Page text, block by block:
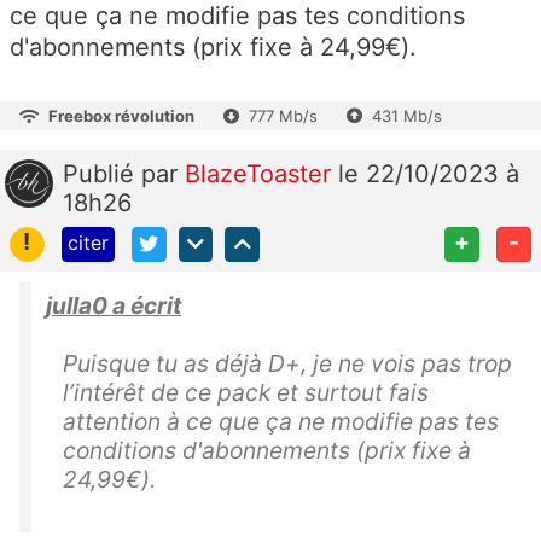
ce que ça ne modifie pas tes conditions
d'abonnements (prix fixe à 24,99€).
Freebox révolution 777 Mb/s 431 Mb/s
Publié par BlazeToaster le 22/10/2023 à
18h26
!
citer + -
julla0 a écrit
Puisque tu as déjà D+, je ne vois pas trop
l’intérêt de ce pack et surtout fais
attention à ce que ça ne modifie pas tes
conditions d'abonnements (prix fixe à
24,99€).